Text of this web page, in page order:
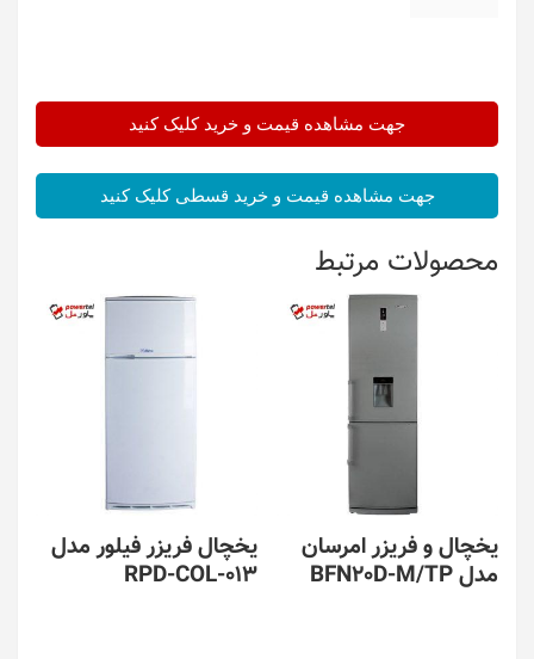
جهت مشاهده قیمت و خرید کلیک کنید
جهت مشاهده قیمت و خرید قسطی کلیک کنید
محصولات مرتبط
یخچال و فریزر امرسان
مدل BFN20D-M/TP
یخچال فریزر فیلور مدل
RPD-COL-013